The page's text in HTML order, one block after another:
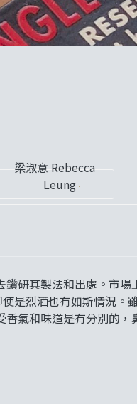
梁淑意 Rebecca
Leung
研其製法和出處。市場
是烈酒也有如斯情況。
氣和味道是有分別的，